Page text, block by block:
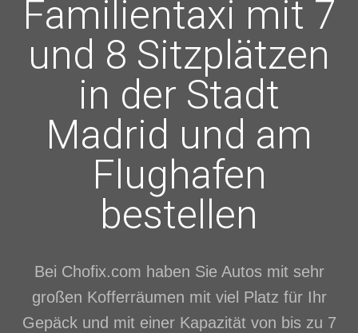
Familientaxi mit 7
und 8 Sitzplätzen
in der Stadt
Madrid und am
Flughafen
bestellen
Bei Chofix.com haben Sie Autos mit sehr
großen Kofferräumen mit viel Platz für Ihr
Gepäck und mit einer Kapazität von bis zu 7